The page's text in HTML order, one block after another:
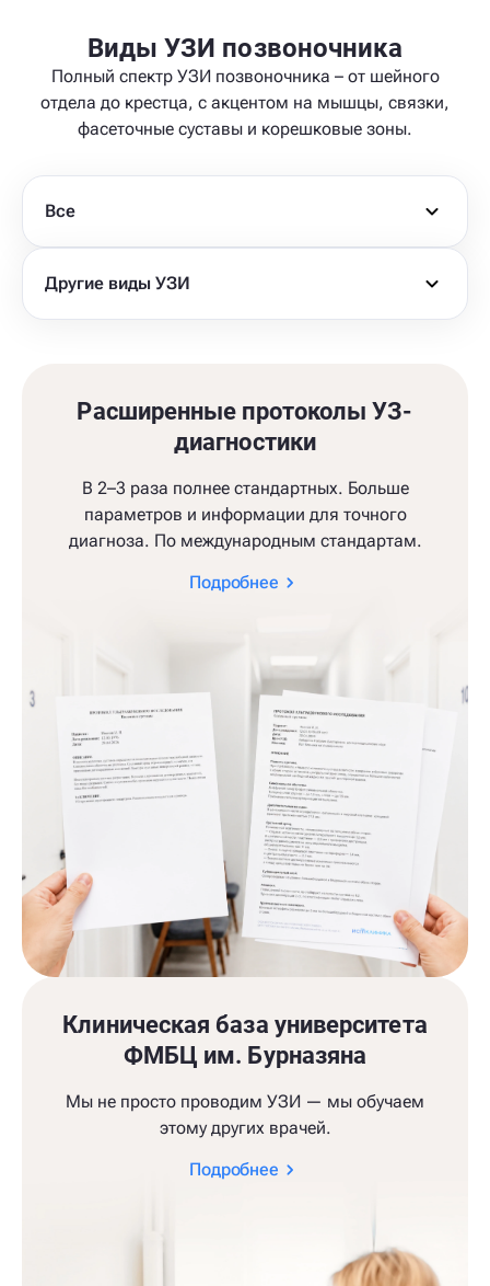
Виды УЗИ позвоночника
Полный спектр УЗИ позвоночника – от шейного
отдела до крестца, с акцентом на мышцы, связки,
фасеточные суставы и корешковые зоны.
Все
Другие виды УЗИ
Расширенные протоколы УЗ-
диагностики
В 2–3 раза полнее стандартных. Больше
параметров и информации для точного
диагноза. По международным стандартам.
Подробнее
Клиническая база университета
ФМБЦ им. Бурназяна
Мы не просто проводим УЗИ — мы обучаем
этому других врачей.
Подробнее